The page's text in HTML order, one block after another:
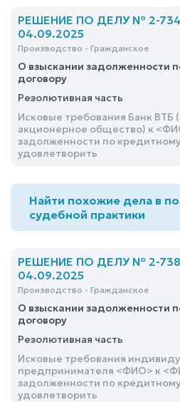
РЕШЕНИЕ ПО ДЕЛУ № 2-
04.09.2025
Производство - Гражданское
О взыскании задолженности
договору
Резолютивная часть
Исковые требования Банк ВТБ
акционерное общество) к
задолженности по
удовлетворить
Найти похожие дела в
судебной практики
РЕШЕНИЕ ПО ДЕЛУ № 2-
04.09.2025
Производство - Гражданское
О взыскании задолженности
договору
Резолютивная часть
Исковые требования
предпринимателя <ФИО> к
задолженности по
удовлетворить